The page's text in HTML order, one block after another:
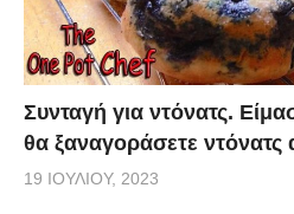
Συνταγή για ντόνατς.
θα ξαναγοράσετε ντόνατς
19 ΙΟΥΛΊΟΥ, 2023